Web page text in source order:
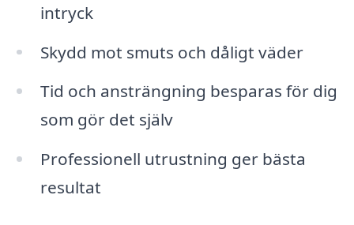
intryck
Skydd mot smuts och dåligt väder
Tid och ansträngning besparas för dig
som gör det själv
Professionell utrustning ger bästa
resultat